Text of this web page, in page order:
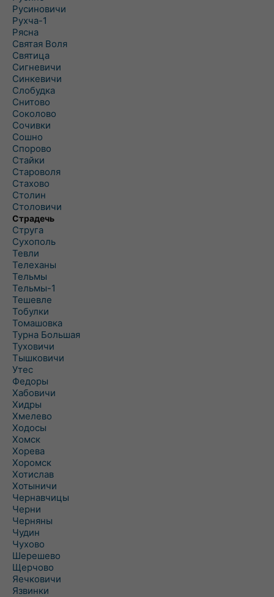
Русиновичи
Рухча-1
Рясна
Святая Воля
Святица
Сигневичи
Синкевичи
Слобудка
Снитово
Соколово
Сочивки
Сошно
Спорово
Стайки
Староволя
Стахово
Столин
Столовичи
Страдечь
Струга
Сухополь
Тевли
Телеханы
Тельмы
Тельмы-1
Тешевле
Тобулки
Томашовка
Турна Большая
Туховичи
Тышковичи
Утес
Федоры
Хабовичи
Хидры
Хмелево
Ходосы
Хомск
Хорева
Хоромск
Хотислав
Хотыничи
Чернавчицы
Черни
Черняны
Чудин
Чухово
Шерешево
Щерчово
Яечковичи
Язвинки